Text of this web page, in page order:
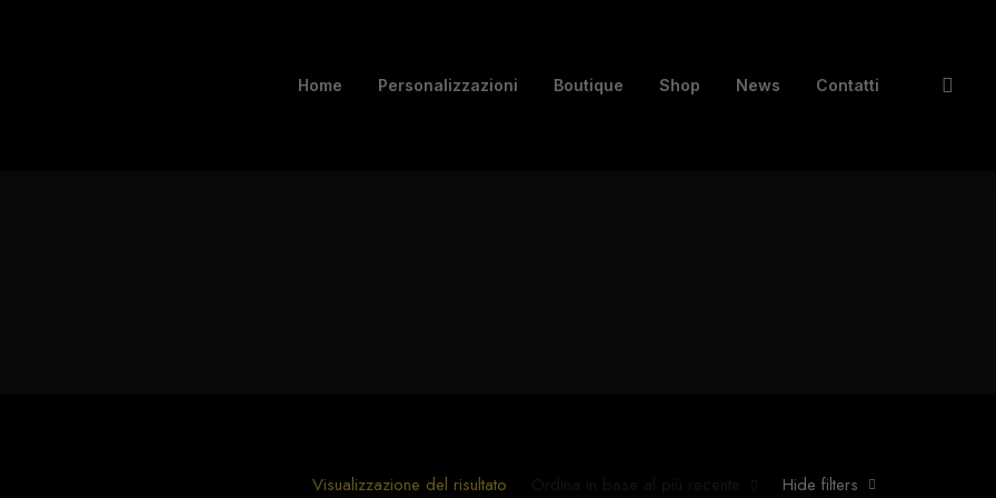
Home Personalizzazioni Boutique Shop News Contatti
Hide filters
Visualizzazione del risultato